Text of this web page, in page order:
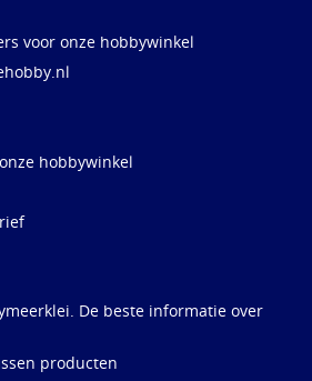
voor onze hobbywinkel
hobbywinkel
De beste informatie over
producten